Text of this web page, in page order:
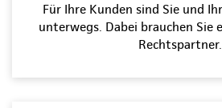
Für Ihre Kunden sind Sie und
unterwegs. Dabei brauchen Sie
Rechtspartner.